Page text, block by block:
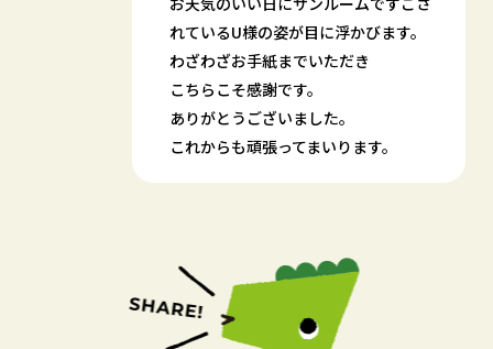
れているU様の姿が目に浮かびます。
わざわざお手紙までいただき
こちらこそ感謝です。
ありがとうございました。
これからも頑張ってまいります。